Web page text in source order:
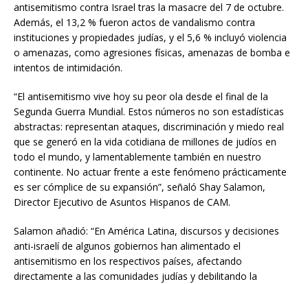
antisemitismo contra Israel tras la masacre del 7 de octubre.
Además, el 13,2 % fueron actos de vandalismo contra
instituciones y propiedades judías, y el 5,6 % incluyó violencia
o amenazas, como agresiones físicas, amenazas de bomba e
intentos de intimidación.
“El antisemitismo vive hoy su peor ola desde el final de la
Segunda Guerra Mundial. Estos números no son estadísticas
abstractas: representan ataques, discriminación y miedo real
que se generó en la vida cotidiana de millones de judíos en
todo el mundo, y lamentablemente también en nuestro
continente. No actuar frente a este fenómeno prácticamente
es ser cómplice de su expansión”, señaló Shay Salamon,
Director Ejecutivo de Asuntos Hispanos de CAM.
Salamon añadió: “En América Latina, discursos y decisiones
anti-israelí de algunos gobiernos han alimentado el
antisemitismo en los respectivos países, afectando
directamente a las comunidades judías y debilitando la